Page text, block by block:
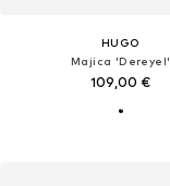
HUGO
Majica 'Dereyel'
109,00 €